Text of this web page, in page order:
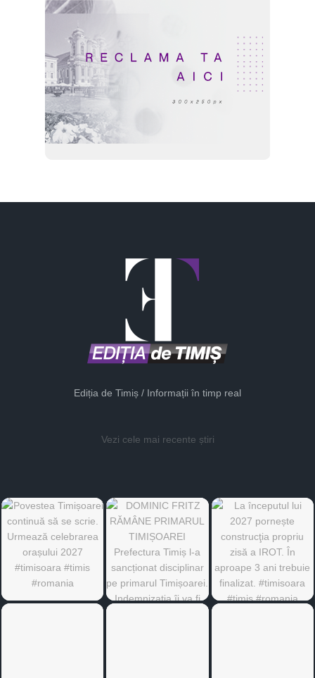
Ediția de Timiș / Informații în timp real
Vezi cele mai recente știri